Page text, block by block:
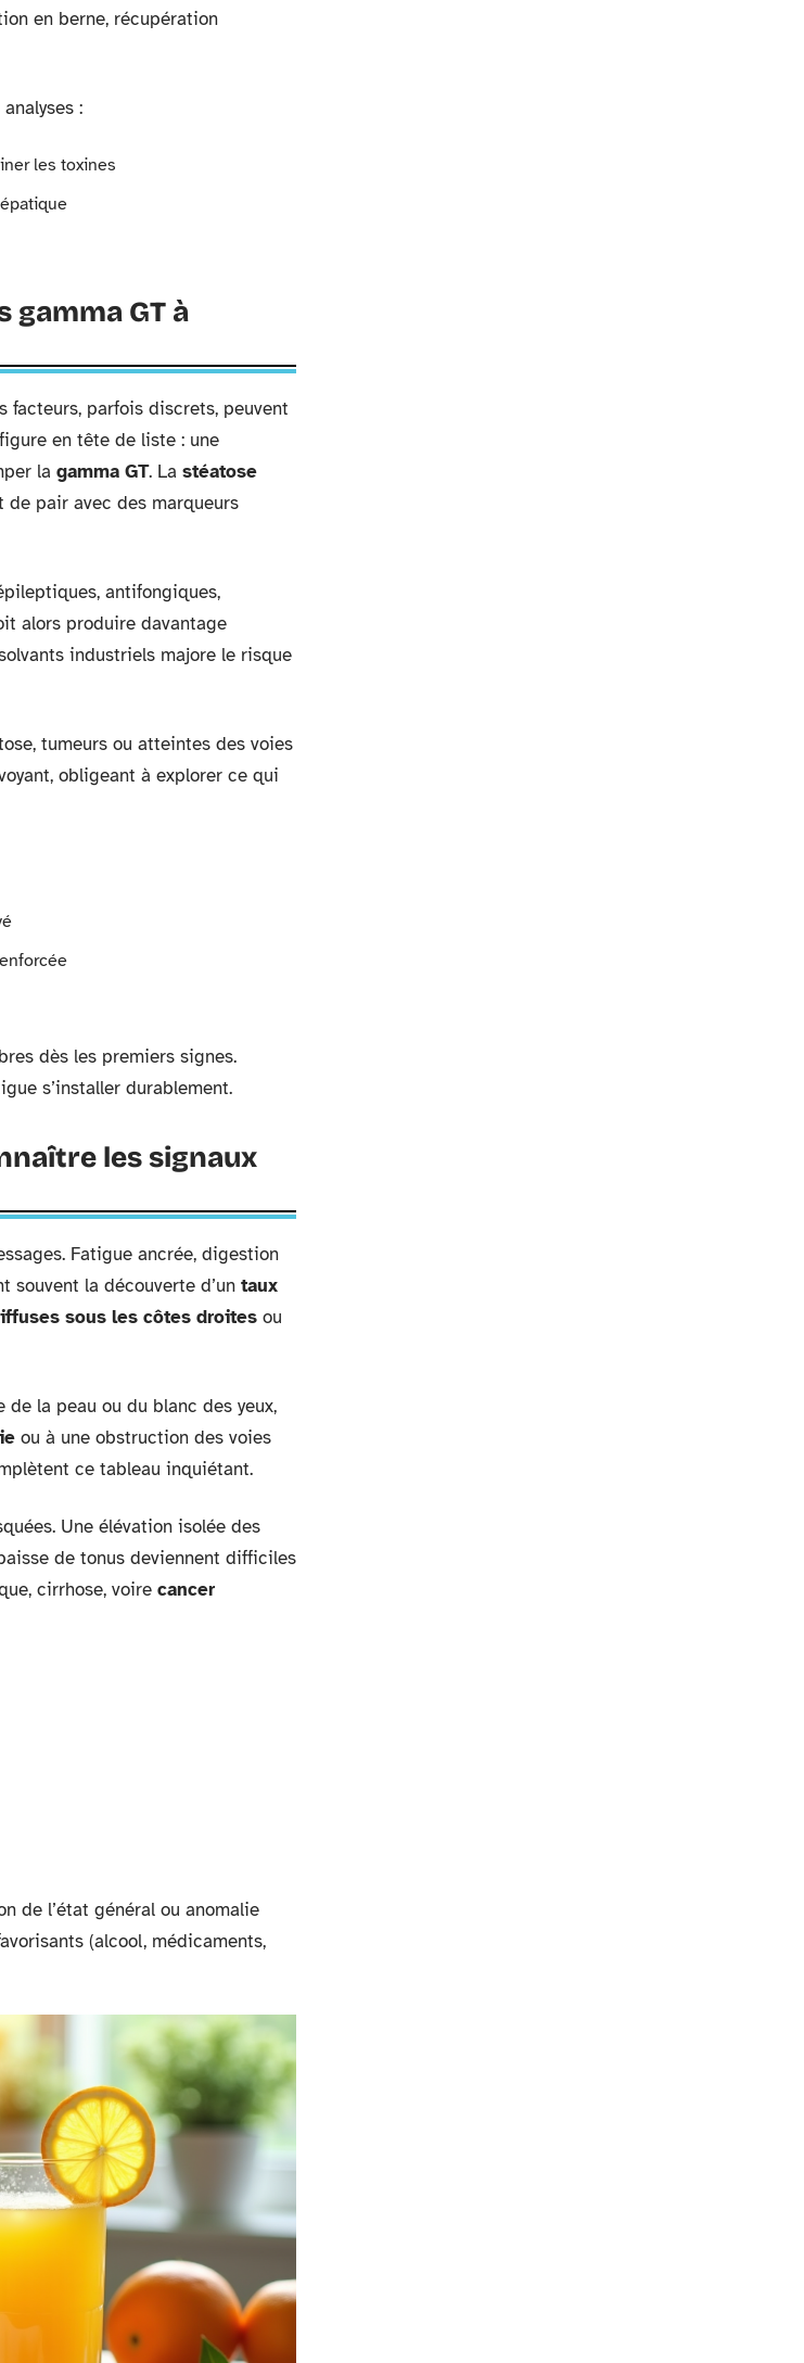
en berne, récupération
:
les toxines
gamma GT à
facteurs, parfois discrets, peuvent
en tête de liste : une
la gamma GT. La stéatose
de pair avec des marqueurs
antifongiques,
alors produire davantage
industriels majore le risque
tumeurs ou atteintes des voies
obligeant à explorer ce qui
dès les premiers signes.
s’installer durablement.
les signaux
Fatigue ancrée, digestion
souvent la découverte d’un taux
sous les côtes droites ou
la peau ou du blanc des yeux,
ou à une obstruction des voies
ce tableau inquiétant.
Une élévation isolée des
de tonus deviennent difficiles
cirrhose, voire cancer
de l’état général ou anomalie
(alcool, médicaments,